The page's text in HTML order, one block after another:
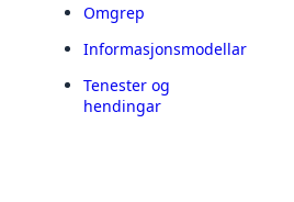
Omgrep
Informasjonsmodellar
Tenester og
hendingar